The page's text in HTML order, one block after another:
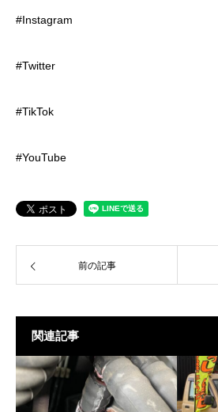
#Instagram
#Twitter
#TikTok
#YouTube
前の記事
関連記事